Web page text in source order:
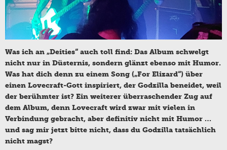
Was ich an „Deities“ auch toll find: Das Album schwelgt
nicht nur in Düsternis, sondern glänzt ebenso mit Humor.
Was hat dich denn zu einem Song („For Elizard“) über
einen Lovecraft-Gott inspiriert, der Godzilla beneidet, weil
der berühmter ist? Ein weiterer überraschender Zug auf
dem Album, denn Lovecraft wird zwar mit vielen in
Verbindung gebracht, aber definitiv nicht mit Humor …
und sag mir jetzt bitte nicht, dass du Godzilla tatsächlich
nicht magst?